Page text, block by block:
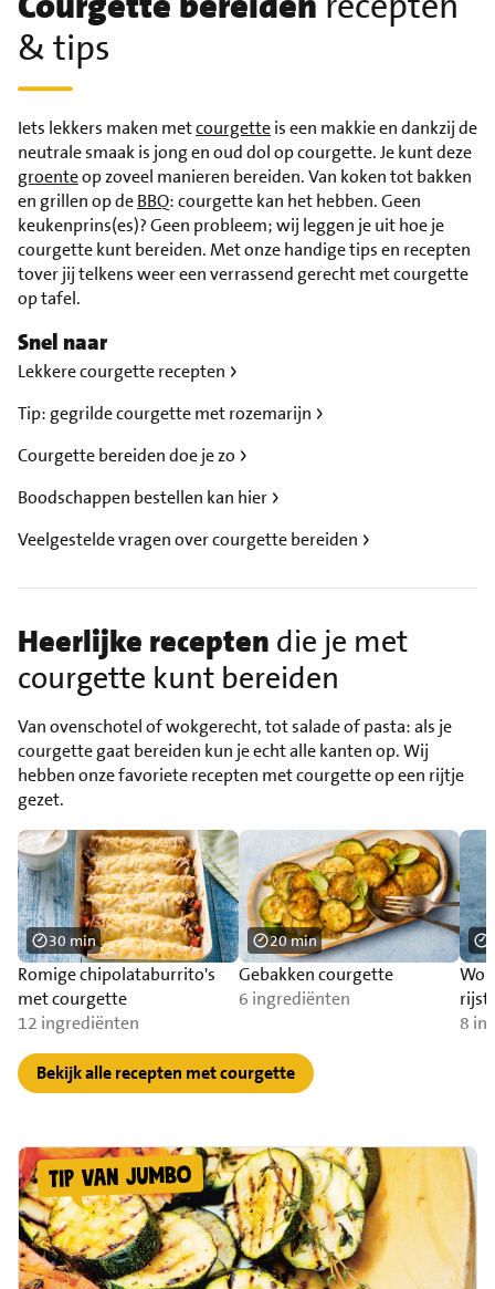
& tips
Iets lekkers maken metcourgetteis een makkie en dankzij de
neutrale smaak is jong en oud dol op courgette. Je kunt deze
groenteop zoveel manieren bereiden. Van koken tot bakken
en grillen op deBBQ: courgette kan het hebben. Geen
keukenprins(es)? Geen probleem; wij leggen je uit hoe je
courgette kunt bereiden. Met onze handige tips en recepten
tover jij telkens weer een verrassend gerecht met courgette
op tafel.
Snel naar
Lekkere courgette recepten
Tip: gegrilde courgette met rozemarijn
Courgette bereiden doe je zo
Boodschappen bestellen kan hier
Veelgestelde vragen over courgette bereiden
Heerlijke recepten die je met
courgette kunt bereiden
Van ovenschotel of wokgerecht, tot salade of pasta: als je
courgette gaat bereiden kun je echt alle kanten op. Wij
hebben onze favoriete recepten met courgette op een rijtje
gezet.
Romige chipolataburrito's
met courgette
12 ingrediënten
30 min
Gebakken courgette
6 ingrediënten
20 min
8
Bekijk alle recepten met courgette